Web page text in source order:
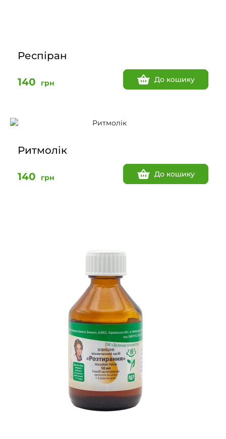
Респіран
140 грн До кошику
Ритмолік
140 грн До кошику